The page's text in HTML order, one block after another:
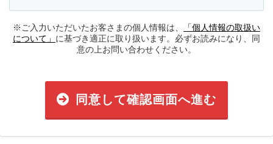
※ご入力いただいたお客さまの個人情報は、
「個人情報の取扱い
について」 に基づき適正に取り扱います。必ずお読みになり、同
意の上お問い合わせください。
同意して確認画面へ進む